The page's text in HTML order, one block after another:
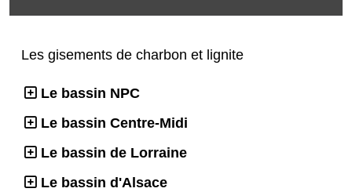
Les gisements de charbon et lignite
Le bassin NPC
Le bassin Centre-Midi
Le bassin de Lorraine
Le bassin d'Alsace